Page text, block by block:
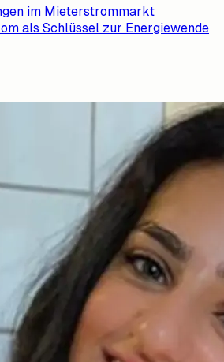
im Mieterstrommarkt
als Schlüssel zur Energiewende